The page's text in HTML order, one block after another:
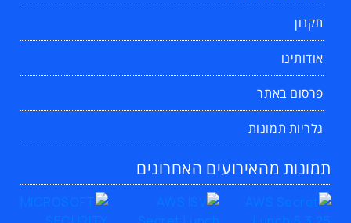
תקנון
אודותינו
פרסום באתר
גלריות תמונות
תמונות מהאירועים האחרונים